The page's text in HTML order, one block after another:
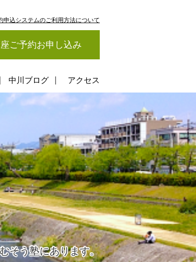
ご予約お申し込み
申込システムのご利用方法について
中川ブログ アクセス
そう塾にあります。